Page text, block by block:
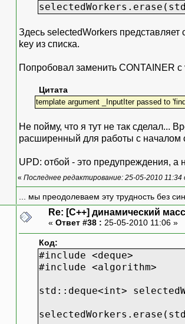
Здесь selectedWorkers
key из списка.
Попробовал заменить CONTAINER
Цитата
template argument _InputIter passed to
Не пойму, что я тут не так сделал...
расширенный для работы с началом
UPD: отбой - это предупреждения,
« Последнее редактирование: 25-05-2010 11:34
... мы преодолеваем эту трудность без
Re: [C++] динамический
« Ответ #38 : 25-05-2010 11:06 »
Код:
#include <deque>
#include <algorithm>
std::deque<int>